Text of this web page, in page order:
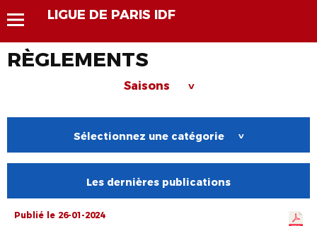
LIGUE DE PARIS IDF
RÈGLEMENTS
Saisons >
Sélectionnez une catégorie >
Les dernières publications
Publié le 26-01-2024